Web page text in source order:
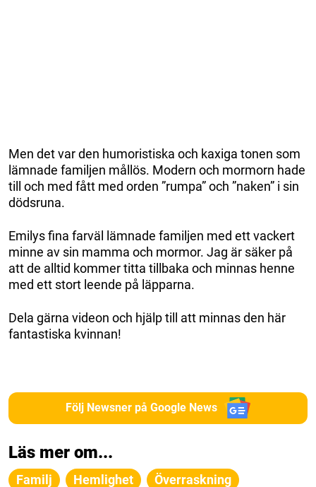
Men det var den humoristiska och kaxiga tonen som
lämnade familjen mållös. Modern och mormorn hade
till och med fått med orden ”rumpa” och ”naken” i sin
dödsruna.
Emilys fina farväl lämnade familjen med ett vackert
minne av sin mamma och mormor. Jag är säker på
att de alltid kommer titta tillbaka och minnas henne
med ett stort leende på läpparna.
Dela gärna videon och hjälp till att minnas den här
fantastiska kvinnan!
Följ Newsner på Google News
Läs mer om...
Familj Hemlighet Överraskning